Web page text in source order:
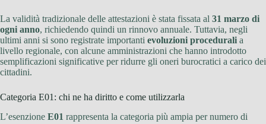
La validità tradizionale delle attestazioni è stata fissata al 31 marzo di
ogni anno, richiedendo quindi un rinnovo annuale. Tuttavia, negli
ultimi anni si sono registrate importanti evoluzioni procedurali a
livello regionale, con alcune amministrazioni che hanno introdotto
semplificazioni significative per ridurre gli oneri burocratici a carico dei
cittadini.
Categoria E01: chi ne ha diritto e come utilizzarla
L’esenzione E01 rappresenta la categoria più ampia per numero di